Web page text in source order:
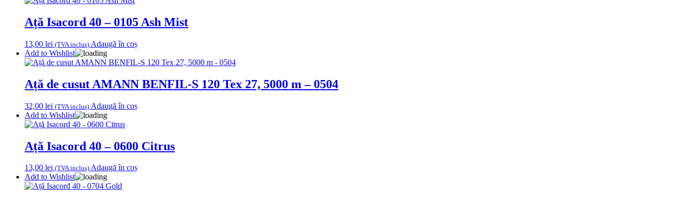
Ață Isacord 40 – 0105 Ash Mist
13,00 lei (TVA inclus) Adaugă în coș
Add to Wishlist
Ață de cusut AMANN BENFIL-S 120 Tex 27, 5000 m – 0504
32,00 lei (TVA inclus) Adaugă în coș
Add to Wishlist
Ață Isacord 40 – 0600 Citrus
13,00 lei (TVA inclus) Adaugă în coș
Add to Wishlist